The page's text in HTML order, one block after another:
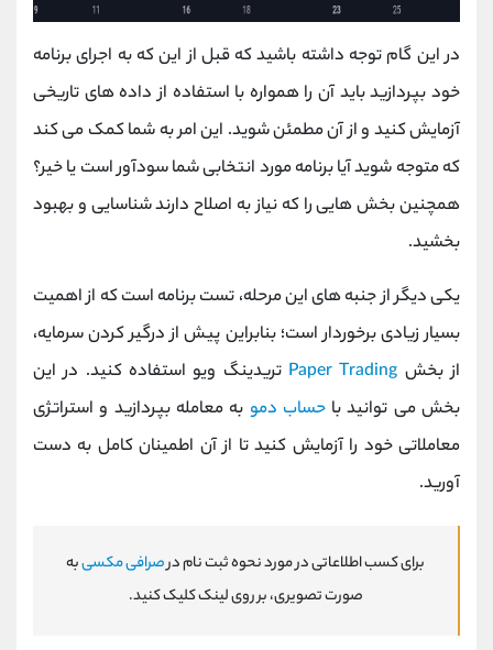
در این گام توجه داشته باشید که قبل از این که به اجرای برنامه
خود بپردازید باید آن را همواره با استفاده از داده های تاریخی
آزمایش کنید و از آن مطمئن شوید. این امر به شما کمک می کند
که متوجه شوید آیا برنامه مورد انتخابی شما سودآور است یا خیر؟
همچنین بخش هایی را که نیاز به اصلاح دارند شناسایی و بهبود
بخشید.
یکی دیگر از جنبه‌ های این مرحله، تست برنامه است که از اهمیت
بسیار زیادی برخوردار است؛ بنابراین پیش از درگیر کردن سرمایه،
از بخش Paper Trading تریدینگ ویو استفاده کنید. در این
بخش می‌ توانید باحساب دمو به معامله بپردازید و استراتژی
معاملاتی خود را آزمایش کنید تا از آن اطمینان کامل به دست
آورید.
برای کسب اطلاعاتی در مورد نحوه ثبت نام درصرافی مکسیبه
صورت تصویری، بر روی لینک کلیک کنید.